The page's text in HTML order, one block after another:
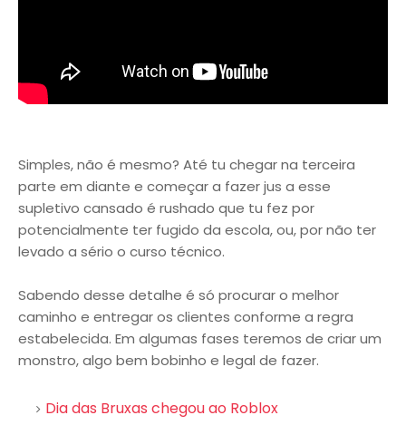
Simples, não é mesmo? Até tu chegar na terceira
parte em diante e começar a fazer jus a esse
supletivo cansado é rushado que tu fez por
potencialmente ter fugido da escola, ou, por não ter
levado a sério o curso técnico.
Sabendo desse detalhe é só procurar o melhor
caminho e entregar os clientes conforme a regra
estabelecida. Em algumas fases teremos de criar um
monstro, algo bem bobinho e legal de fazer.
Dia das Bruxas chegou ao Roblox